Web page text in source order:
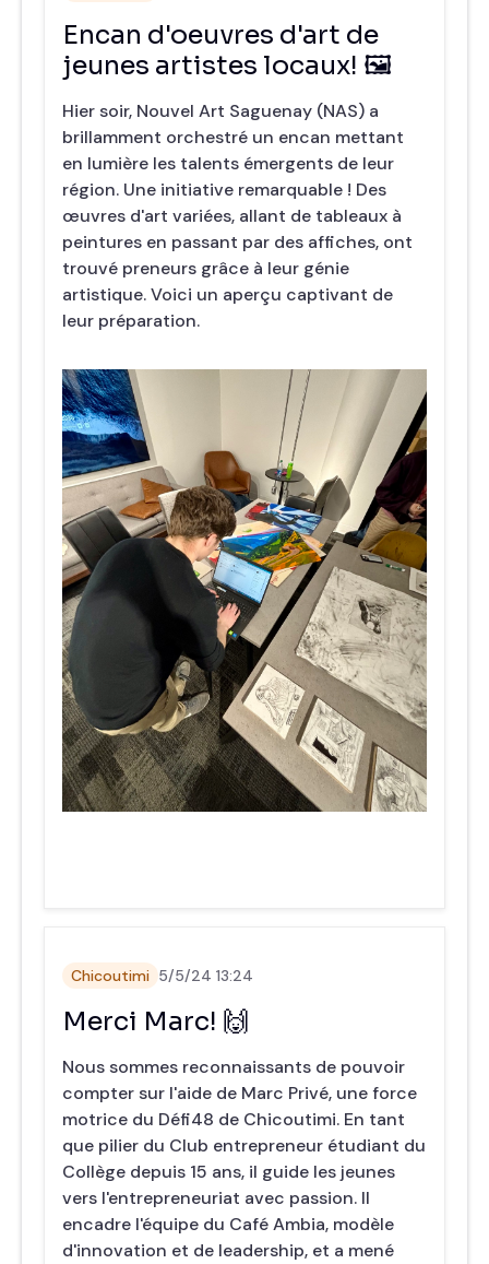
Encan d'oeuvres d'art de
jeunes artistes locaux! 🖼️
Hier soir, Nouvel Art Saguenay (NAS) a
brillamment orchestré un encan mettant
en lumière les talents émergents de leur
région. Une initiative remarquable ! Des
œuvres d'art variées, allant de tableaux à
peintures en passant par des affiches, ont
trouvé preneurs grâce à leur génie
artistique. Voici un aperçu captivant de
leur préparation.
Chicoutimi 5/5/24 13:24
Merci Marc! 🙌
Nous sommes reconnaissants de pouvoir
compter sur l'aide de Marc Privé, une force
motrice du Défi48 de Chicoutimi. En tant
que pilier du Club entrepreneur étudiant du
Collège depuis 15 ans, il guide les jeunes
vers l'entrepreneuriat avec passion. Il
encadre l'équipe du Café Ambia, modèle
d'innovation et de leadership, et a mené